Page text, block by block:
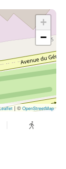
+
−
| © OpenStreetMap